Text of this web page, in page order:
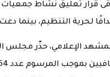
قرار تعليق نشاط
لحرية التنظيم، بينما
الإعلامي، حذّر مجلس